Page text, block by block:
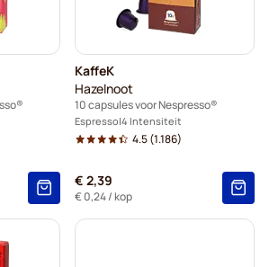
KaffeK
Hazelnoot
10 capsules voor Nespresso®
Espresso 4 Intensiteit
4.5(1.186)
€ 2,39
€ 0,24/ kop